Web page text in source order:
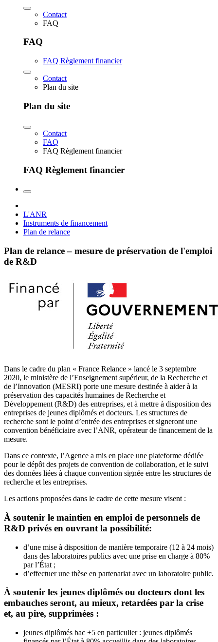
Contact
FAQ
FAQ
FAQ Règlement financier
Contact
Plan du site
Plan du site
Contact
FAQ
FAQ Règlement financier
FAQ Règlement financier
L'ANR
Instruments de financement
Plan de relance
Plan de relance – mesure de préservation de l'emploi
de R&D
Dans le cadre du plan « France Relance » lancé le 3 septembre
2020, le ministère de l’Enseignement supérieur, de la Recherche et
de l’Innovation (MESRI) porte une mesure destinée à aider à la
préservation des capacités humaines de Recherche et
Développement (R&D) des entreprises, et à mettre à disposition des
entreprises de jeunes diplômés et docteurs. Les structures de
recherche sont le point d’entrée des entreprises et signeront une
convention bénéficiaire avec l’ANR, opérateur de financement de la
mesure.
Dans ce contexte, l’Agence a mis en place une plateforme dédiée
pour le dépôt des projets de convention de collaboration, et le suivi
des données liées à chaque convention signée entre les structures de
recherche et les entreprises.
Les actions proposées dans le cadre de cette mesure visent :
À soutenir le maintien en emploi de personnels de
R&D privés en ouvrant la possibilité:
d’une mise à disposition de manière temporaire (12 à 24 mois)
dans des laboratoires publics avec une prise en charge à 80%
par l’État ;
d’effectuer une thèse en partenariat avec un laboratoire public.
À soutenir les jeunes diplômés ou docteurs dont les
embauches seront, au mieux, retardées par la crise
et, au pire, supprimées :
jeunes diplômés bac +5 en particulier : jeunes diplômés